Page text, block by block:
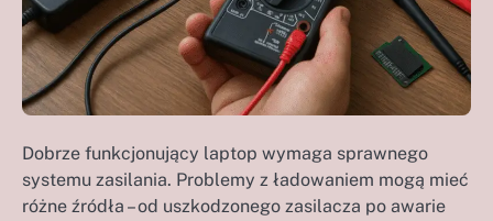
Dobrze funkcjonujący laptop wymaga sprawnego
systemu zasilania. Problemy z ładowaniem mogą mieć
różne źródła – od uszkodzonego zasilacza po awarie